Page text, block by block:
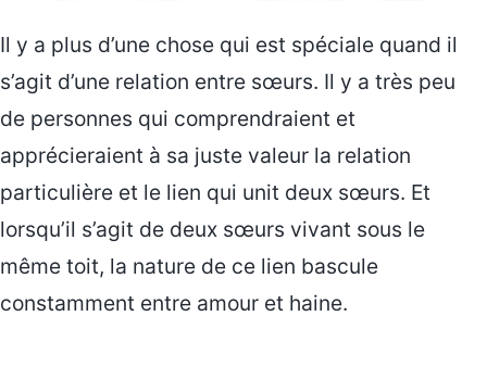
Il y a plus d’une chose qui est spéciale quand il
s’agit d’une relation entre sœurs. Il y a très peu
de personnes qui comprendraient et
apprécieraient à sa juste valeur la relation
particulière et le lien qui unit deux sœurs. Et
lorsqu’il s’agit de deux sœurs vivant sous le
même toit, la nature de ce lien bascule
constamment entre amour et haine.